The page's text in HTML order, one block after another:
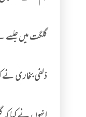
گلگت میں جلسے
ذلفی بخاری نے کہا کہ گلگت